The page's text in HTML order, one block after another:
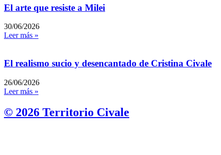
El arte que resiste a Milei
30/06/2026
Leer más »
El realismo sucio y desencantado de Cristina Civale
26/06/2026
Leer más »
© 2026 Territorio Civale